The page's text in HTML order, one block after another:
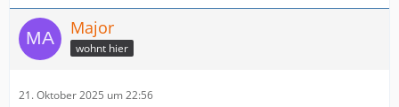
Major
wohnt hier
21. Oktober 2025 um 22:56